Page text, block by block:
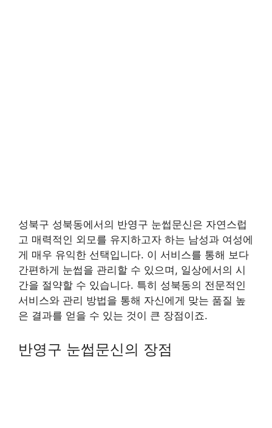
성북구 성북동에서의 반영구 눈썹문신은 자연스럽
고 매력적인 외모를 유지하고자 하는 남성과 여성에
게 매우 유익한 선택입니다. 이 서비스를 통해 보다
간편하게 눈썹을 관리할 수 있으며, 일상에서의 시
간을 절약할 수 있습니다. 특히 성북동의 전문적인
서비스와 관리 방법을 통해 자신에게 맞는 품질 높
은 결과를 얻을 수 있는 것이 큰 장점이죠.
반영구 눈썹문신의 장점